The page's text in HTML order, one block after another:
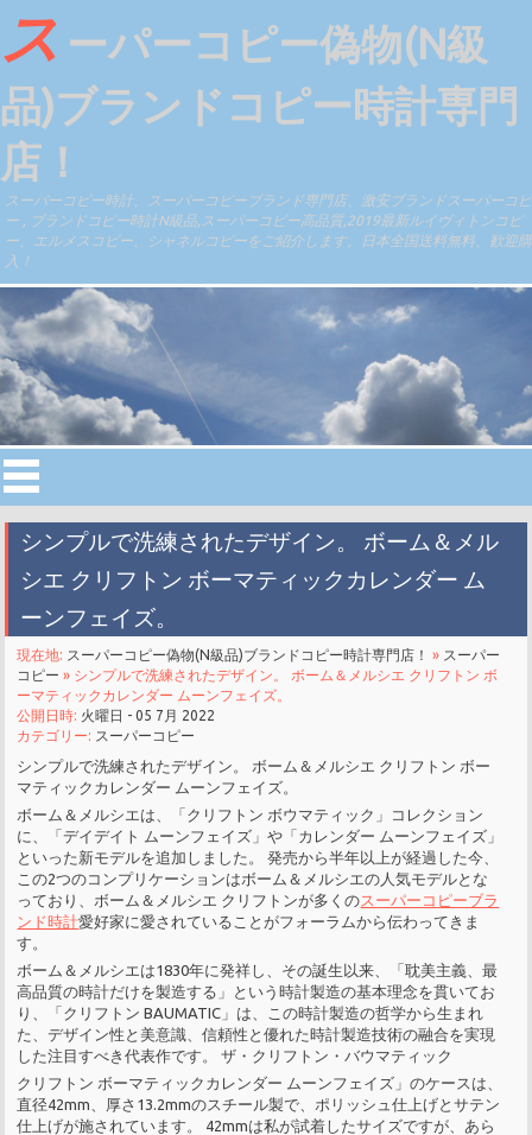
ス ーパーコピー偽物(N級
品)ブランドコピー時計専門
店！
スーパーコピー時計、スーパーコピーブランド専門店、激安ブランドスーパーコピ
ー , ブランドコピー時計N級品,スーパーコピー高品質,2019最新ルイヴィトンコピ
ー、エルメスコピー、シャネルコピーをご紹介します。日本全国送料無料、歓迎購
入！
シンプルで洗練されたデザイン。 ボーム＆メル
シエ クリフトン ボーマティックカレンダー ム
ーンフェイズ。
現在地: スーパーコピー偽物(N級品)ブランドコピー時計専門店！ » スーパー
コピー » シンプルで洗練されたデザイン。 ボーム＆メルシエ クリフトン ボ
ーマティックカレンダー ムーンフェイズ。
公開日時: 火曜日 - 05 7月 2022
カテゴリー: スーパーコピー
シンプルで洗練されたデザイン。 ボーム＆メルシエ クリフトン ボー
マティックカレンダー ムーンフェイズ。
ボーム＆メルシエは、「クリフトン ボウマティック」コレクション
に、「デイデイト ムーンフェイズ」や「カレンダー ムーンフェイズ」
といった新モデルを追加しました。 発売から半年以上が経過した今、
この2つのコンプリケーションはボーム＆メルシエの人気モデルとな
っており、ボーム＆メルシエ クリフトンが多くのスーパーコピーブラ
ンド時計愛好家に愛されていることがフォーラムから伝わってきま
す。
ボーム＆メルシエは1830年に発祥し、その誕生以来、「耽美主義、最
高品質の時計だけを製造する」という時計製造の基本理念を貫いてお
り、「クリフトン BAUMATIC」は、この時計製造の哲学から生まれ
た、デザイン性と美意識、信頼性と優れた時計製造技術の融合を実現
した注目すべき代表作です。 ザ・クリフトン・バウマティック
クリフトン ボーマティックカレンダー ムーンフェイズ」のケースは、
直径42mm、厚さ13.2mmのスチール製で、ポリッシュ仕上げとサテン
仕上げが施されています。 42mmは私が試着したサイズですが、あら